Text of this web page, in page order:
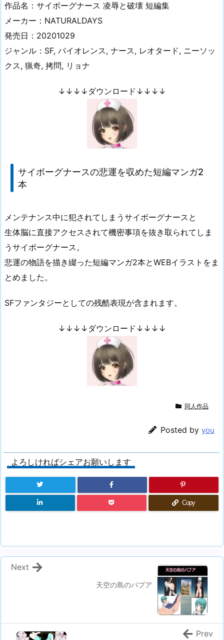
作品名：サイボーグナース 凌辱と破壊 短編集
メーカー：NATURALDAYS
発売日：20201029
ジャンル：SF, バイオレンス, ナース, レオタード, ニーソッ
クス, 猟奇, 拷問, リョナ
↓↓↓↓ダウンロード↓↓↓↓
サイボーグナースの悲運を収めた短編マンガ2
本
メンテナンス中に犯されてしまうサイボーグナースと
生体脳に直接アクセスされて機密事項を抜き取られてしま
うサイボーグナース。
悲運の物語を描き綴った短編マンガ2本とWEBイラストをま
とめました。
SFファンタジーとしての残酷表現が含まれます。
↓↓↓↓ダウンロード↓↓↓↓
同人作品
Posted by you
よろしければシェアお願いします
Copy
天空の島のパプア
Next
Prev